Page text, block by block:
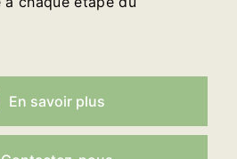
En savoir plus